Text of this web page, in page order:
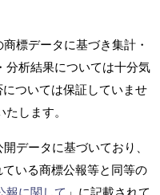
標データに基づき集計・
分析結果については十分気
ついては保証していませ
します。
データに基づいており、
いる商標公報等と同等の